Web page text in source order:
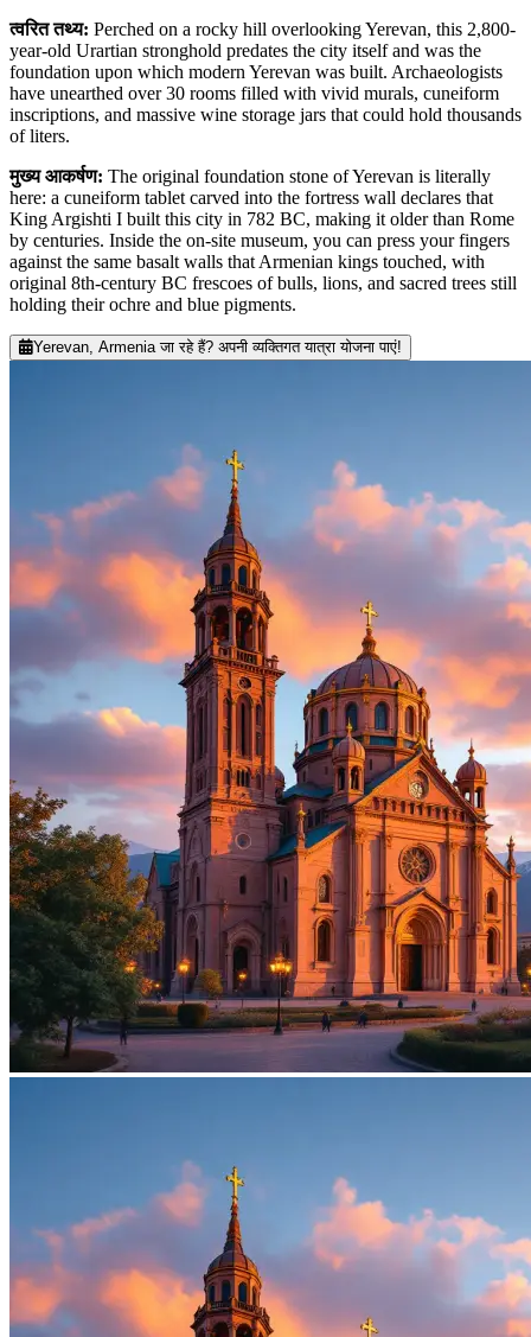
त्वरित तथ्य: Perched on a rocky hill overlooking Yerevan, this 2,800-
year-old Urartian stronghold predates the city itself and was the
foundation upon which modern Yerevan was built. Archaeologists
have unearthed over 30 rooms filled with vivid murals, cuneiform
inscriptions, and massive wine storage jars that could hold thousands
of liters.
मुख्य आकर्षण: The original foundation stone of Yerevan is literally
here: a cuneiform tablet carved into the fortress wall declares that
King Argishti I built this city in 782 BC, making it older than Rome
by centuries. Inside the on-site museum, you can press your fingers
against the same basalt walls that Armenian kings touched, with
original 8th-century BC frescoes of bulls, lions, and sacred trees still
holding their ochre and blue pigments.
Yerevan, Armenia जा रहे हैं? अपनी व्यक्तिगत यात्रा योजना पाएं!